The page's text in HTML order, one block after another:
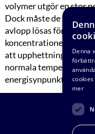
volymer utgör en stor
Dock måste de
avlopp lösas för att
koncentrationerna och
att upphettning av
normala temperaturen
energisynpunkt.
Denna
mer